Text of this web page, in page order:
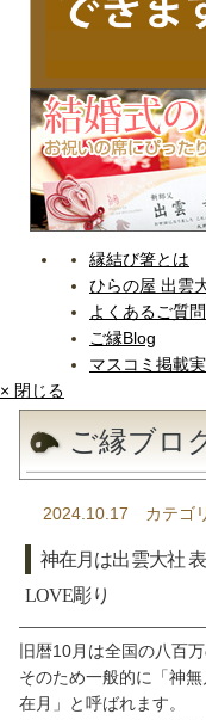
縁結び箸とは
ひらの屋 出雲
よくあるご質問
ご縁Blog
マスコミ掲載
× 閉じる
ご縁ブロ
2024.10.17 カテゴ
神在月は出雲大社
LOVE彫り
旧暦10月は全国の八百
そのため一般的に「神
在月」と呼ばれます。